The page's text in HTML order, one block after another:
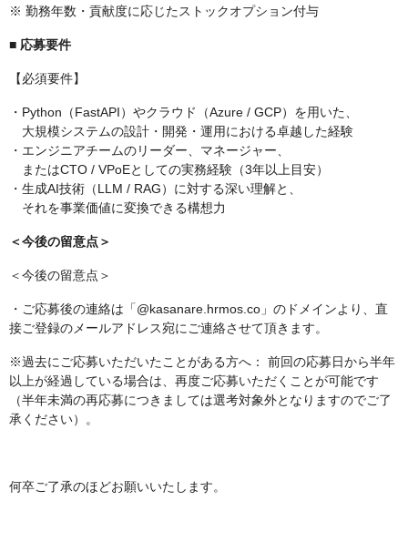
※ 勤務年数・貢献度に応じたストックオプション付与
■ 応募要件
【必須要件】
・Python（FastAPI）やクラウド（Azure / GCP）を用いた、
大規模システムの設計・開発・運用における卓越した経験
・エンジニアチームのリーダー、マネージャー、
またはCTO / VPoEとしての実務経験（3年以上目安）
・生成AI技術（LLM / RAG）に対する深い理解と、
それを事業価値に変換できる構想力
＜今後の留意点＞
＜今後の留意点＞
・ご応募後の連絡は「@kasanare.hrmos.co」のドメインより、直
接ご登録のメールアドレス宛にご連絡させて頂きます。
※過去にご応募いただいたことがある方へ： 前回の応募日から半年
以上が経過している場合は、再度ご応募いただくことが可能です
（半年未満の再応募につきましては選考対象外となりますのでご了
承ください）。
何卒ご了承のほどお願いいたします。